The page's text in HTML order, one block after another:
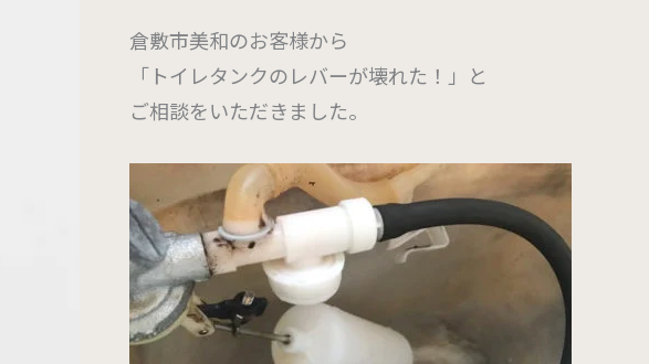
倉敷市美和のお客様から
「トイレタンクのレバーが壊れた！」と
ご相談をいただきました。